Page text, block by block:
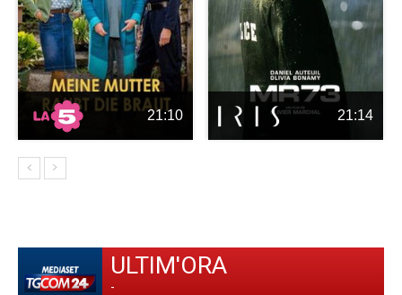
21:10 21:14
ULTIM'ORA
-